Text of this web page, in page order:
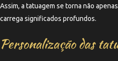
Assim, a tatuagem se torna não
carrega significados profundos.
Personalização das